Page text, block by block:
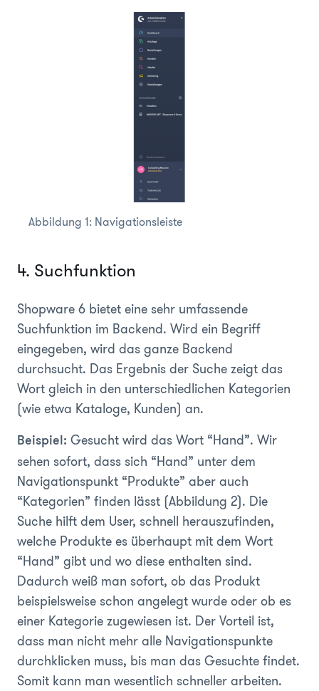
Abbildung 1: Navigationsleiste
4. Suchfunktion
Shopware 6 bietet eine sehr umfassende
Suchfunktion im Backend. Wird ein Begriff
eingegeben, wird das ganze Backend
durchsucht. Das Ergebnis der Suche zeigt das
Wort gleich in den unterschiedlichen Kategorien
(wie etwa Kataloge, Kunden) an.
Beispiel: Gesucht wird das Wort “Hand”. Wir
sehen sofort, dass sich “Hand” unter dem
Navigationspunkt “Produkte” aber auch
“Kategorien” finden lässt (Abbildung 2). Die
Suche hilft dem User, schnell herauszufinden,
welche Produkte es überhaupt mit dem Wort
“Hand” gibt und wo diese enthalten sind.
Dadurch weiß man sofort, ob das Produkt
beispielsweise schon angelegt wurde oder ob es
einer Kategorie zugewiesen ist. Der Vorteil ist,
dass man nicht mehr alle Navigationspunkte
durchklicken muss, bis man das Gesuchte findet.
Somit kann man wesentlich schneller arbeiten.